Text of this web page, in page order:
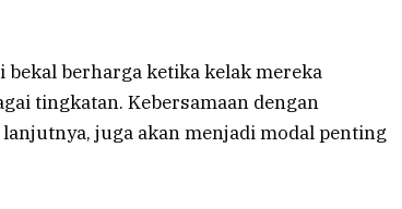
berharga ketika kelak mereka
tingkatan. Kebersamaan dengan
juga akan menjadi modal penting